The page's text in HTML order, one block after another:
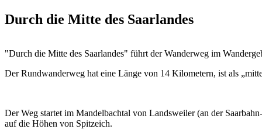
Durch die Mitte des Saarlandes
"Durch die Mitte des Saarlandes" führt der Wanderweg im
Der Rundwanderweg hat eine Länge von 14 Kilometern, ist als
Der Weg startet im Mandelbachtal von Landsweiler (an der
auf die Höhen von Spitzeich.